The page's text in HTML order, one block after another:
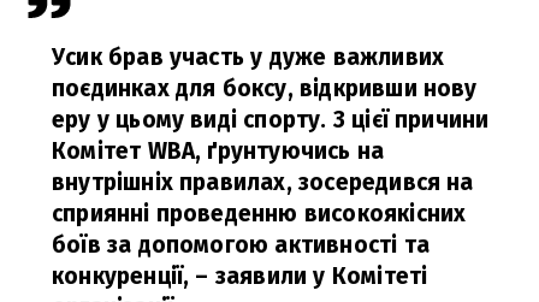
Усик брав участь у дуже важливих
поєдинках для боксу, відкривши нову
еру у цьому виді спорту. З цієї причини
Комітет WBA, ґрунтуючись на
внутрішніх правилах, зосередився на
сприянні проведенню високоякісних
боїв за допомогою активності та
конкуренції, – заявили у Комітеті